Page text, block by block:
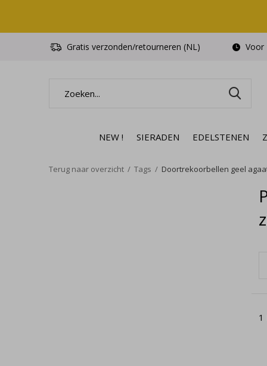
NEW ! SIERADEN EDELSTENEN
Gratis verzonden/retourneren (NL) Voor
Terug naar overzicht Tags Doortrekoorbellen geel
1